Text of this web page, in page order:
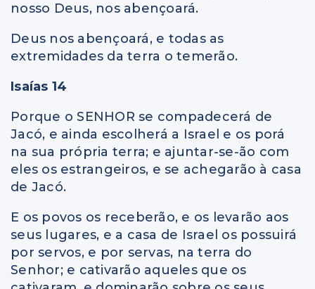
nosso Deus, nos abençoará.
Deus nos abençoará, e todas as
extremidades da terra o temerão.
Isaías 14
Porque o SENHOR se compadecerá de
Jacó, e ainda escolherá a Israel e os porá
na sua própria terra; e ajuntar-se-ão com
eles os estrangeiros, e se achegarão à casa
de Jacó.
E os povos os receberão, e os levarão aos
seus lugares, e a casa de Israel os possuirá
por servos, e por servas, na terra do
Senhor; e cativarão aqueles que os